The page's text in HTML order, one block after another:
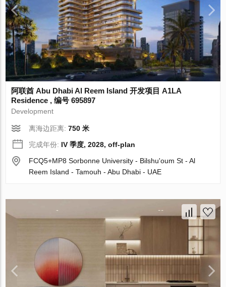
阿联酋 Abu Dhabi Al Reem Island 开发项目 A1LA
Residence , 编号 695897
Development
离海边距离:750 米
完成年份: IV 季度, 2028, off-plan
FCQ5+MP8 Sorbonne University - Bilshuʹoum St - Al
Reem Island - Tamouh - Abu Dhabi - UAE